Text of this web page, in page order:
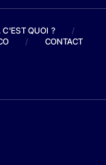
C'EST QUOI ?
/
/ CONTACT